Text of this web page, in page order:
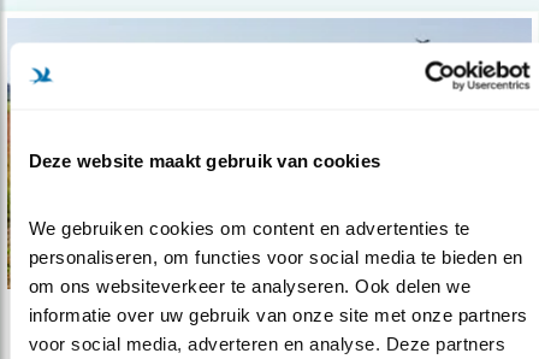
Deze website maakt gebruik van cookies
We gebruiken cookies om content en advertenties te
personaliseren, om functies voor social media te bieden en
om ons websiteverkeer te analyseren. Ook delen we
informatie over uw gebruik van onze site met onze partners
voor social media, adverteren en analyse. Deze partners